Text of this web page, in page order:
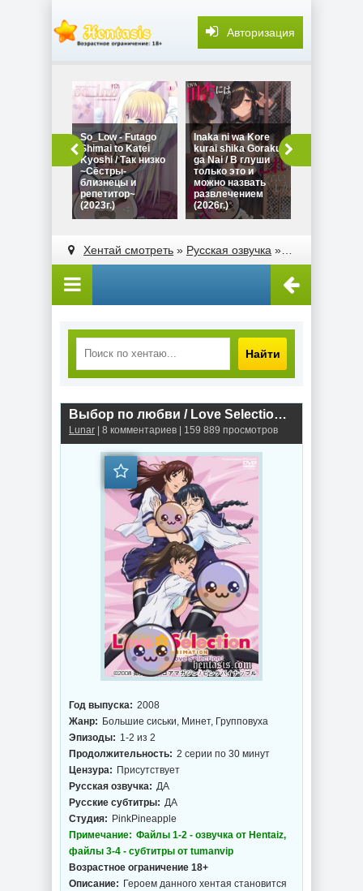
Авторизация
So_Low - Futago
Shimai to Katei
Kyoshi / Так низко
~Сёстры-
близнецы и
репетитор~
(2023г.)
Inaka ni wa Kore
kurai shika Goraku
ga Nai / В глуши
только это и
можно назвать
развлечением
(2026г.)
семинара
Хентай смотреть » Русская озвучка » Выбор по любви / Love Selection: The Animation (2008г.)
Найти
Выбор по любви / Love Selection: The Animation (2008г.)
Lunar | 8 комментариев | 159 889 просмотров
Год выпуска: 2008
Жанр: Большие сиськи, Минет, Групповуха
Эпизоды: 1-2 из 2
Продолжительность: 2 серии по 30 минут
Цензура: Присутствует
Русская озвучка: ДА
Русские субтитры: ДА
Студия: PinkPineapple
Примечание: Файлы 1-2 - озвучка от Hentaiz,
файлы 3-4 - субтитры от tumanvip
Возрастное ограничение 18+
Описание: Героем данного хентая становится